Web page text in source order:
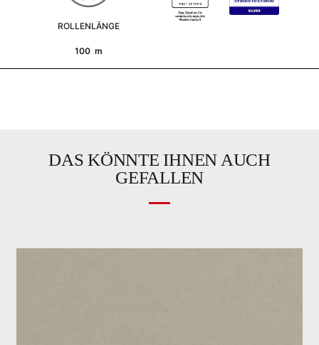
ROLLENLÄNGE
100 m
DAS KÖNNTE IHNEN AUCH
GEFALLEN